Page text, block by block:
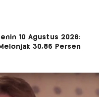
10 Agustus 2026:
30,86 Persen